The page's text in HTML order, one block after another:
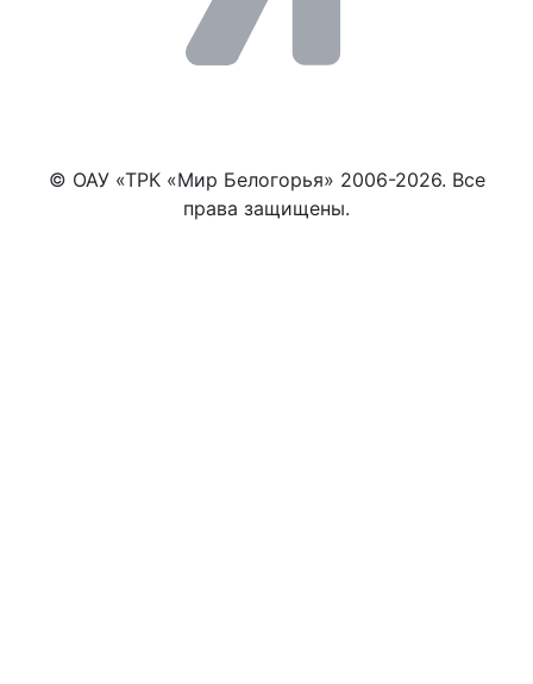
© ОАУ «ТРК «Мир Белогорья» 2006-2026. Все
права защищены.